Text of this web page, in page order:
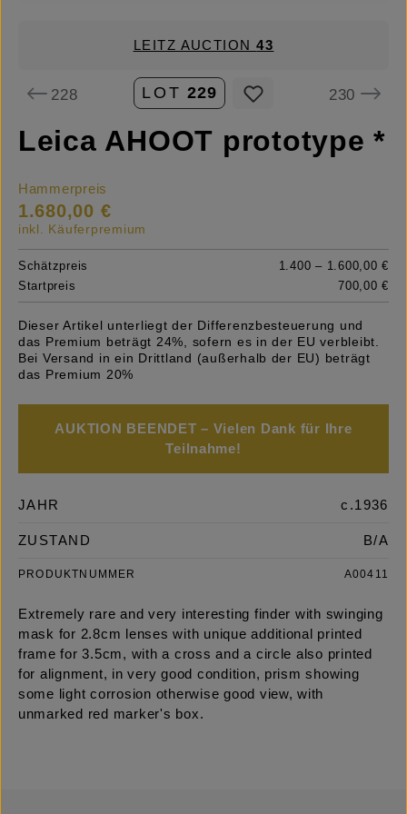
LEITZ AUCTION43
228 LOT 229 230
Leica AHOOT prototype *
Hammerpreis
1.680,00 €
inkl. Käuferpremium
Schätzpreis
1.400 – 1.600,00 €
Startpreis
700,00 €
Dieser Artikel unterliegt der Differenzbesteuerung und
das Premium beträgt 24%, sofern es in der EU verbleibt.
Bei Versand in ein Drittland (außerhalb der EU) beträgt
das Premium 20%
AUKTION BEENDET – Vielen Dank für Ihre
Teilnahme!
JAHR c.1936
ZUSTAND B/A
PRODUKTNUMMER A00411
Extremely rare and very interesting finder with swinging
mask for 2.8cm lenses with unique additional printed
frame for 3.5cm, with a cross and a circle also printed
for alignment, in very good condition, prism showing
some light corrosion otherwise good view, with
unmarked red marker's box.